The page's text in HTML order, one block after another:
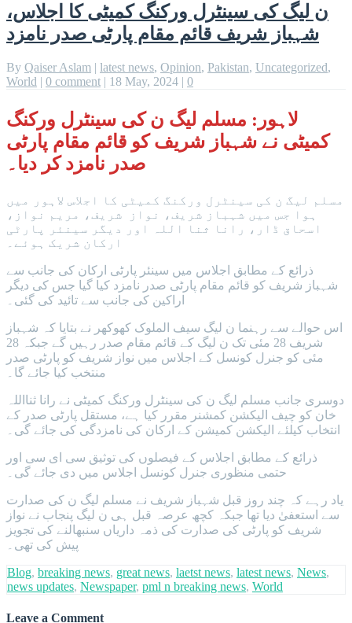
ن لیگ کی سینٹرل ورکنگ کمیٹی کا اجلاس،
شہباز شریف قائم مقام پارٹی صدر نامزد
By Qaiser Aslam | latest news, Opinion, Pakistan, Uncategorized,
World | 0 comment | 18 May, 2024 | 0
لاہور: مسلم لیگ ن کی سینٹرل ورکنگ
کمیٹی نے شہباز شریف کو قائم مقام پارٹی
صدر نامزد کر دیا۔
مسلم لیگ ن کی سینٹرل ورکنگ کمیٹی کا اجلاس لاہور میں
ہوا جس میں شہباز شریف، نواز شریف، مریم نواز،
اسحاق ڈار، رانا ثنا اللہ اور دیگر سینئر پارٹی
ارکان شریک ہوئے۔
ذرائع کے مطابق اجلاس میں سینئر پارٹی ارکان کی جانب سے
شہباز شریف کو قائم مقام پارٹی صدر نامزد کیا گیا جس کی دیگر
اراکین کی جانب سے تائید کی گئی۔
اس حوالے سے رہنما ن لیگ سیف الملوک کھوکھر نے بتایا کہ شہباز
شریف 28 مئی تک ن لیگ کے قائم مقام صدر رہیں گے جبکہ 28
مئی کو جنرل کونسل کے اجلاس میں نواز شریف کو پارٹی صدر
منتخب کیا جائے گا۔
دوسری جانب مسلم لیگ ن کی سینٹرل ورکنگ کمیٹی نے رانا ثنااللہ
خان کو چیف الیکشن کمشنر مقرر کیا ہے، مستقل پارٹی صدر کے
انتخاب کیلئے الیکشن کمیشن کے ارکان کی نامزدگی کی جائے گی۔
ذرائع کے مطابق اجلاس کے فیصلوں کی توثیق سی ای سی اور
حتمی منظوری جنرل کونسل اجلاس میں دی جائے گی۔
یاد رہے کہ چند روز قبل شہباز شریف نے مسلم لیگ ن کی صدارت
سے استعفیٰ دیا تھا جبکہ کچھ عرصہ قبل ہی ن لیگ پنجاب نے نواز
شریف کو پارٹی کی صدارت کی ذمہ داریاں سنبھالنے کی تجویز
پیش کی تھی۔
Blog, breaking news, great news, laetst news, latest news, News,
news updates, Newspaper, pml n breaking news, World
Leave a Comment